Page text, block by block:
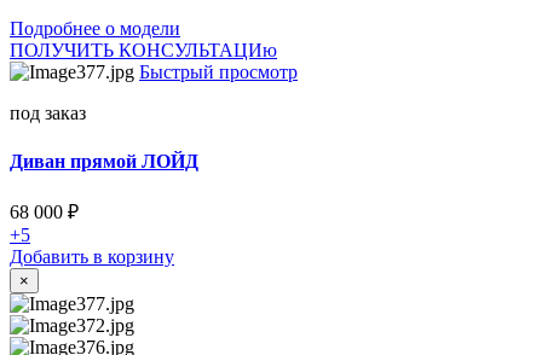
Подробнее о модели
ПОЛУЧИТЬ КОНСУЛЬТАЦИю
Быстрый просмотр
под заказ
Диван прямой ЛОЙД
68 000 ₽
+5
Добавить в корзину
×